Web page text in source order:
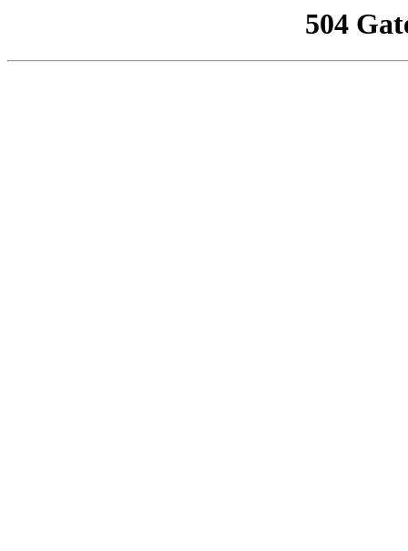
504